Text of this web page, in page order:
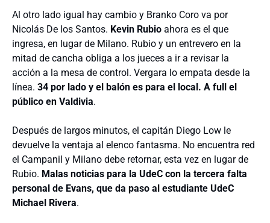
Al otro lado igual hay cambio y Branko Coro va por
Nicolás De los Santos. Kevin Rubio ahora es el que
ingresa, en lugar de Milano. Rubio y un entrevero en la
mitad de cancha obliga a los jueces a ir a revisar la
acción a la mesa de control. Vergara lo empata desde la
línea. 34 por lado y el balón es para el local. A full el
público en Valdivia.
Después de largos minutos, el capitán Diego Low le
devuelve la ventaja al elenco fantasma. No encuentra red
el Campanil y Milano debe retornar, esta vez en lugar de
Rubio. Malas noticias para la UdeC con la tercera falta
personal de Evans, que da paso al estudiante UdeC
Michael Rivera.